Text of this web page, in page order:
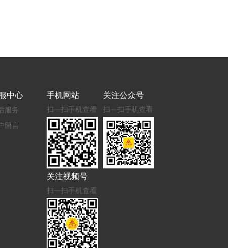
中心
服务
留言
手机网站
扫一扫手机查看
关注公众号
扫一扫手机查看
关注视频号
扫一扫手机查看